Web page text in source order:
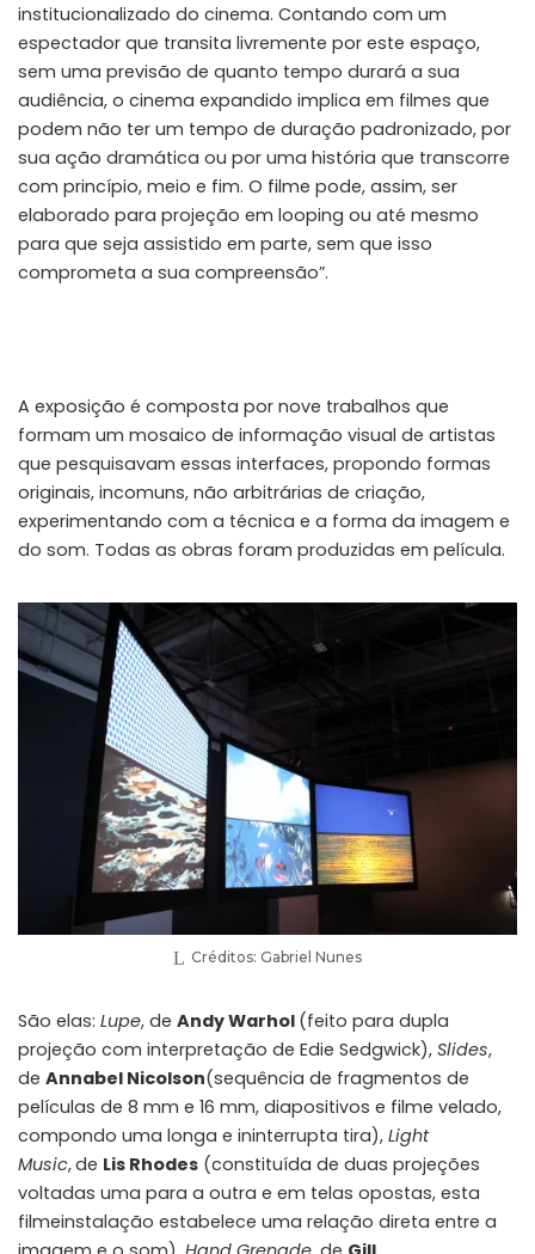
institucionalizado do cinema. Contando com um
espectador que transita livremente por este espaço,
sem uma previsão de quanto tempo durará a sua
audiência, o cinema expandido implica em filmes que
podem não ter um tempo de duração padronizado, por
sua ação dramática ou por uma história que transcorre
com princípio, meio e fim. O filme pode, assim, ser
elaborado para projeção em looping ou até mesmo
para que seja assistido em parte, sem que isso
comprometa a sua compreensão”.
A exposição é composta por nove trabalhos que
formam um mosaico de informação visual de artistas
que pesquisavam essas interfaces, propondo formas
originais, incomuns, não arbitrárias de criação,
experimentando com a técnica e a forma da imagem e
do som. Todas as obras foram produzidas em película.
Créditos: Gabriel Nunes
São elas: Lupe, de Andy Warhol (feito para dupla
projeção com interpretação de Edie Sedgwick), Slides,
de Annabel Nicolson(sequência de fragmentos de
películas de 8 mm e 16 mm, diapositivos e filme velado,
compondo uma longa e ininterrupta tira), Light
Music,de Lis Rhodes (constituída de duas projeções
voltadas uma para a outra e em telas opostas, esta
filmeinstalação estabelece uma relação direta entre a